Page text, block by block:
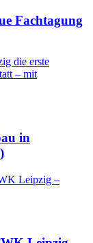
Fachtagung
die erste
– mit
in
Leipzig –